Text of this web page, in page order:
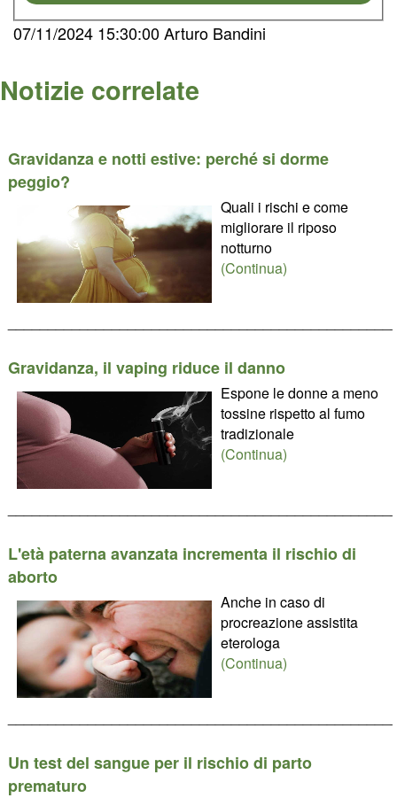
07/11/2024 15:30:00 Arturo Bandini
Notizie correlate
Gravidanza e notti estive: perché si dorme
peggio?
Quali i rischi e come
migliorare il riposo
notturno
(Continua)
Gravidanza, il vaping riduce il danno
Espone le donne a meno
tossine rispetto al fumo
tradizionale
(Continua)
L'età paterna avanzata incrementa il rischio di
aborto
Anche in caso di
procreazione assistita
eterologa
(Continua)
Un test del sangue per il rischio di parto
prematuro